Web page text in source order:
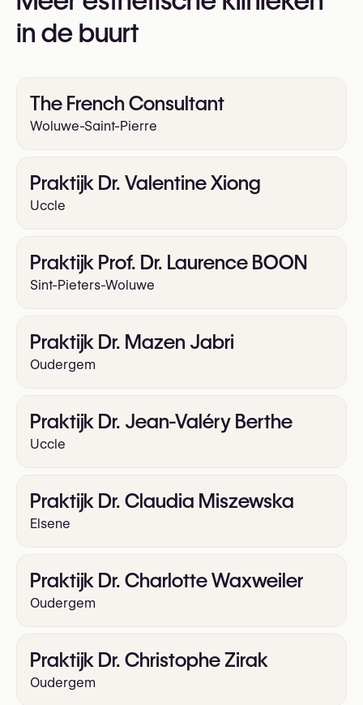
in de buurt
The French Consultant
Woluwe-Saint-Pierre
Praktijk Dr. Valentine Xiong
Uccle
Praktijk Prof. Dr. Laurence BOON
Sint-Pieters-Woluwe
Praktijk Dr. Mazen Jabri
Oudergem
Praktijk Dr. Jean-Valéry Berthe
Uccle
Praktijk Dr. Claudia Miszewska
Elsene
Praktijk Dr. Charlotte Waxweiler
Oudergem
Praktijk Dr. Christophe Zirak
Oudergem